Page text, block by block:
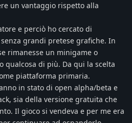
un vantaggio rispetto alla
e perciò ho cercato di
grandi pretese grafiche. In
rimanesse un minigame o
qualcosa di più. Da qui la scelta
piattaforma primaria.
in stato di open alpha/beta e
sia della versione gratuita che
Il gioco si vendeva e per me era